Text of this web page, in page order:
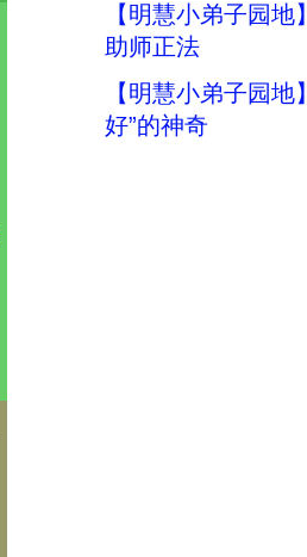
【明慧小弟子园
助师正法
【明慧小弟子园
好”的神奇